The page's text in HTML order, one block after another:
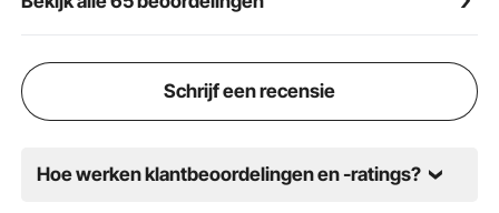
Schrijf een recensie
Hoe werken klantbeoordelingen en -ratings?